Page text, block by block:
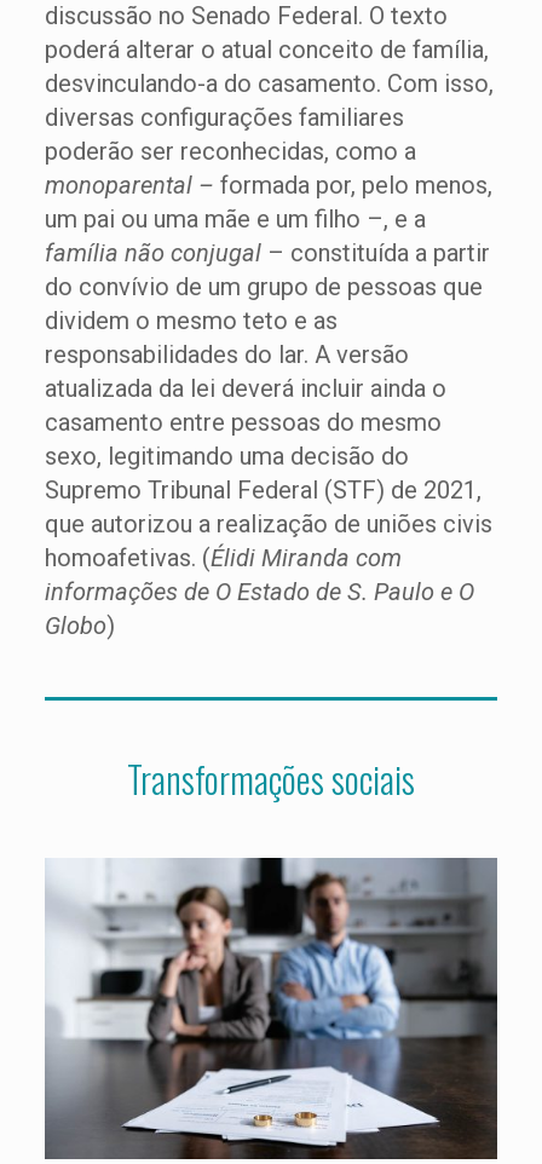
discussão no Senado Federal. O texto
poderá alterar o atual conceito de família,
desvinculando-a do casamento. Com isso,
diversas configurações familiares
poderão ser reconhecidas, como a
monoparental – formada por, pelo menos,
um pai ou uma mãe e um filho –, e a
família não conjugal– constituída a partir
do convívio de um grupo de pessoas que
dividem o mesmo teto e as
responsabilidades do lar. A versão
atualizada da lei deverá incluir ainda o
casamento entre pessoas do mesmo
sexo, legitimando uma decisão do
Supremo Tribunal Federal (STF) de 2021,
que autorizou a realização de uniões civis
homoafetivas. (Élidi Miranda com
informações de O Estado de S. Paulo e O
Globo)
Transformações sociais